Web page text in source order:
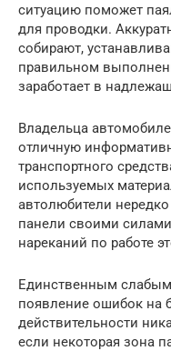
ситуацию поможет
для проводки.
собирают,
правильном
заработает в
Владельца
отличную
транспортного
используемых
автолюбители
панели своими
нареканий по работе
Единственным
появление ошибок на
действительности
если некоторая зона